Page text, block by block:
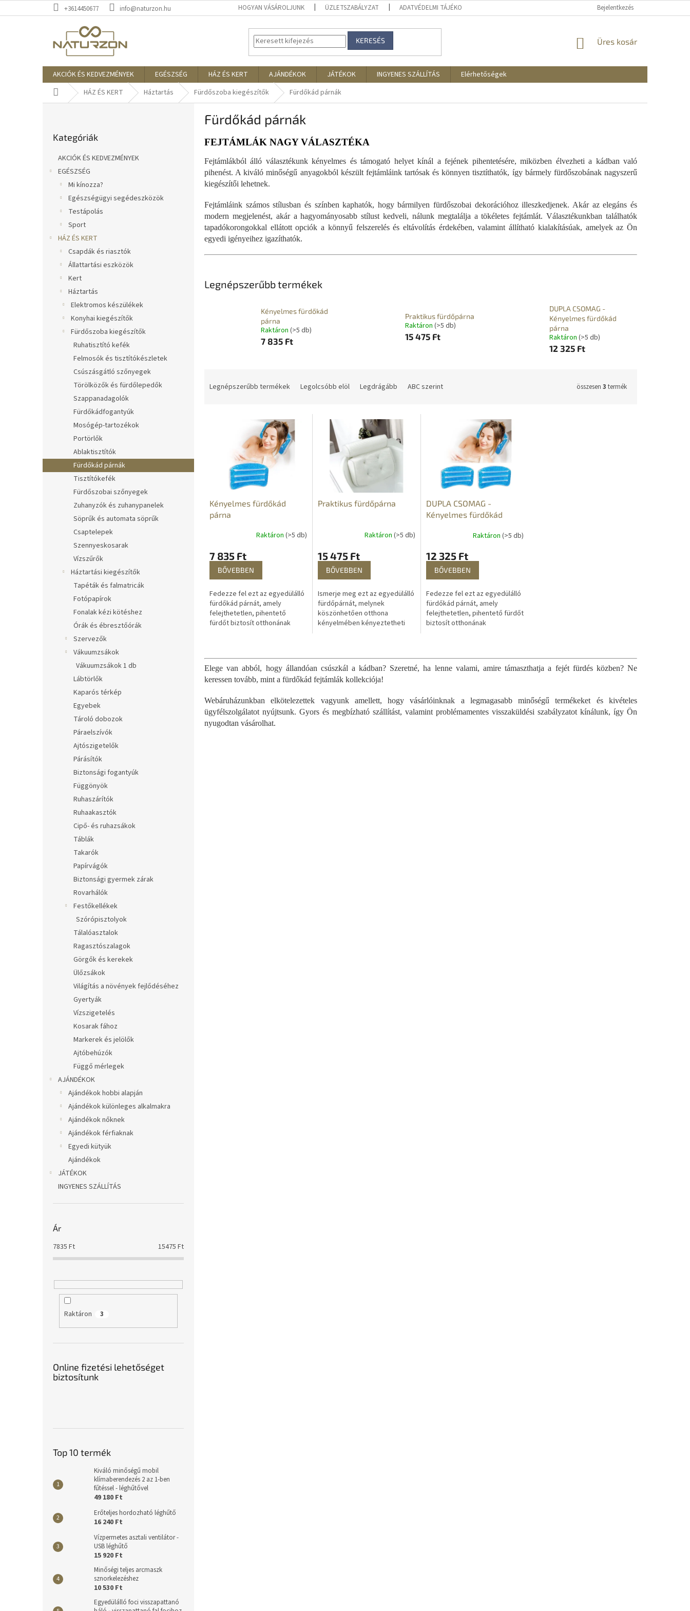
a
+3614450677 info@naturzon.hu HOGYAN VÁSÁROLJUNK ÜZLETSZABÁLYZAT ADATVÉDELMI TÁJÉKOZTATÓ REKLAMÁCIÓK ÉS
Bejelentkezés
KERESÉS KOSÁR
Üres kosár
AKCIÓK ÉS KEDVEZMÉNYEK EGÉSZSÉG HÁZ ÉS KERT AJÁNDÉKOK JÁTÉKOK INGYENES SZÁLLÍTÁS
Elérhetőségek
KezdőlapHÁZ ÉS KERT Háztartás Fürdőszoba kiegészítők Fürdőkád párnák
átugrása
Kategóriák
AKCIÓK ÉS KEDVEZMÉNYEK
EGÉSZSÉG
Mi kínozza?
Egészségügyi segédeszközök
Testápolás
Sport
HÁZ ÉS KERT
Csapdák és riasztók
Állattartási eszközök
Kert
Háztartás
Elektromos készülékek
Konyhai kiegészítők
Fürdőszoba kiegészítők
Ruhatisztító kefék
Felmosók és tisztítókészletek
Csúszásgátló szőnyegek
Törölközők és fürdőlepedők
Szappanadagolók
Fürdőkádfogantyúk
Mosógép-tartozékok
Portörlők
Ablaktisztítók
Fürdőkád párnák
Tisztítókefék
Fürdőszobai szőnyegek
Zuhanyzók és zuhanypanelek
Söprűk és automata söprűk
Csaptelepek
Szennyeskosarak
Vízszűrők
Háztartási kiegészítők
Tapéták és falmatricák
Fotópapírok
Fonalak kézi kötéshez
Órák és ébresztőórák
Szervezők
Vákuumzsákok
Vákuumzsákok 1 db
Lábtörlők
Kaparós térkép
Egyebek
Tároló dobozok
Páraelszívók
Ajtószigetelők
Párásítók
Biztonsági fogantyúk
Függönyök
Ruhaszárítók
Ruhaakasztók
Cipő- és ruhazsákok
Táblák
Takarók
Papírvágók
Biztonsági gyermek zárak
Rovarhálók
Festőkellékek
Szórópisztolyok
Tálalóasztalok
Ragasztószalagok
Görgők és kerekek
Ülőzsákok
Világítás a növények fejlődéséhez
Gyertyák
Vízszigetelés
Kosarak fához
Markerek és jelölők
Ajtóbehúzók
Függő mérlegek
AJÁNDÉKOK
Ajándékok hobbi alapján
Ajándékok különleges alkalmakra
Ajándékok nőknek
Ajándékok férfiaknak
Egyedi kütyük
Ajándékok
JÁTÉKOK
INGYENES SZÁLLÍTÁS
Ár
7835 Ft 15475 Ft
Raktáron 3
Online fizetési lehetőséget
biztosítunk
Top 10 termék
Kiváló minőségű mobil
klímaberendezés 2 az 1-ben
fűtéssel - léghűtővel
49 180 Ft
Erőteljes hordozható léghűtő
16 240 Ft
Vízpermetes asztali ventilátor -
USB léghűtő
15 920 Ft
Minőségi teljes arcmaszk
sznorkelezéshez
10 530 Ft
Egyedülálló foci visszapattanó
Fürdőkád párnák
FEJTÁMLÁK NAGY VÁLASZTÉKA
Fejtámlákból álló választékunk kényelmes és támogató helyet kínál a fejének pihentetésére, miközben élvezheti a kádban való
pihenést. A kiváló minőségű anyagokból készült fejtámláink tartósak és könnyen tisztíthatók, így bármely fürdőszobának nagyszerű
kiegészítői lehetnek.
Fejtámláink számos stílusban és színben kaphatók, hogy bármilyen fürdőszobai dekorációhoz illeszkedjenek. Akár az elegáns és
modern megjelenést, akár a hagyományosabb stílust kedveli, nálunk megtalálja a tökéletes fejtámlát. Választékunkban találhatók
tapadókorongokkal ellátott opciók a könnyű felszerelés és eltávolítás érdekében, valamint állítható kialakításúak, amelyek az Ön
egyedi igényeihez igazíthatók.
Legnépszerűbb termékek
Kényelmes fürdőkád
párna
Raktáron (>5 db)
7 835 Ft
Praktikus fürdőpárna
Raktáron (>5 db)
15 475 Ft
DUPLA CSOMAG -
Kényelmes fürdőkád
párna
Raktáron (>5 db)
12 325 Ft
Legnépszerűbb termékek Legolcsóbb elöl Legdrágább ABC szerint összesen 3 termék
Kényelmes fürdőkád
párna
Raktáron (>5 db)
7 835 Ft
BŐVEBBEN
Fedezze fel ezt az egyedülálló
fürdőkád párnát, amely
felejthetetlen, pihentető
fürdőt biztosít otthonának
Praktikus fürdőpárna
Raktáron (>5 db)
15 475 Ft
BŐVEBBEN
Ismerje meg ezt az egyedülálló
fürdőpárnát, melynek
köszönhetően otthona
kényelmében kényeztetheti
DUPLA CSOMAG -
Kényelmes fürdőkád
Raktáron(>5 db)
12 325 Ft
BŐVEBBEN
Fedezze fel ezt az egyedülálló
fürdőkád párnát, amely
felejthetetlen, pihentető fürdőt
biztosít otthonának
i
s
i
r
á
Elege van abból, hogy állandóan csúszkál a kádban? Szeretné, ha lenne valami, amire támaszthatja a fejét fürdés közben? Ne
keressen tovább, mint a fürdőkád fejtámlák kollekciója!
Webáruházunkban elkötelezettek vagyunk amellett, hogy vásárlóinknak a legmagasabb minőségű termékeket és kivételes
ügyfélszolgálatot nyújtsunk. Gyors és megbízható szállítást, valamint problémamentes visszaküldési szabályzatot kínálunk, így Ön
nyugodtan vásárolhat.